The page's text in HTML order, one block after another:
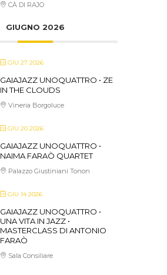
CÀ DI RAJO
GIUGNO 2026
GIU 27 2026
GAIAJAZZ UNOQUATTRO • ZE
IN THE CLOUDS
Vineria Borgoluce
GIU 20 2026
GAIAJAZZ UNOQUATTRO •
NAIMA FARAÒ QUARTET
Palazzo Giustiniani Tonon
GIU 14 2026
GAIAJAZZ UNOQUATTRO •
UNA VITA IN JAZZ •
MASTERCLASS DI ANTONIO
FARAÒ
Sala Consiliare